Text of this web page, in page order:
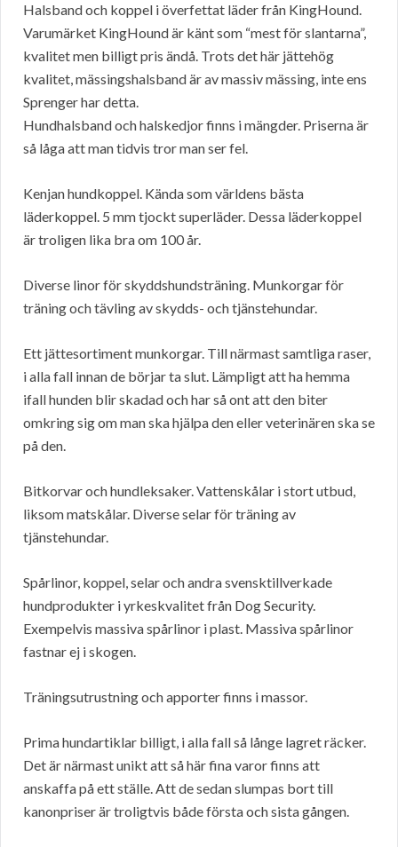
Halsband och koppel i överfettat läder från KingHound.
Varumärket KingHound är känt som “mest för slantarna”,
kvalitet men billigt pris ändå. Trots det här jättehög
kvalitet, mässingshalsband är av massiv mässing, inte ens
Sprenger har detta.
Hundhalsband och halskedjor finns i mängder. Priserna är
så låga att man tidvis tror man ser fel.
Kenjan hundkoppel. Kända som världens bästa
läderkoppel. 5 mm tjockt superläder. Dessa läderkoppel
är troligen lika bra om 100 år.
Diverse linor för skyddshundsträning. Munkorgar för
träning och tävling av skydds- och tjänstehundar.
Ett jättesortiment munkorgar. Till närmast samtliga raser,
i alla fall innan de börjar ta slut. Lämpligt att ha hemma
ifall hunden blir skadad och har så ont att den biter
omkring sig om man ska hjälpa den eller veterinären ska se
på den.
Bitkorvar och hundleksaker. Vattenskålar i stort utbud,
liksom matskålar. Diverse selar för träning av
tjänstehundar.
Spårlinor, koppel, selar och andra svensktillverkade
hundprodukter i yrkeskvalitet från Dog Security.
Exempelvis massiva spårlinor i plast. Massiva spårlinor
fastnar ej i skogen.
Träningsutrustning och apporter finns i massor.
Prima hundartiklar billigt, i alla fall så långe lagret räcker.
Det är närmast unikt att så här fina varor finns att
anskaffa på ett ställe. Att de sedan slumpas bort till
kanonpriser är troligtvis både första och sista gången.